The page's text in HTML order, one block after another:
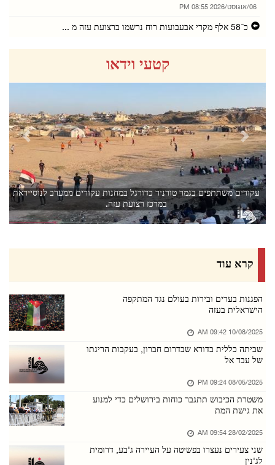
06/אוגוסט/2026 08:55 PM
כ־58 אלף מקרי אבעבועות רוח נרשמו ברצועת עזה מ ...
הרשות המוניטרית: שיעור ההכללה הפיננסית בפלסטי ...
06/אוגוסט/2026 08:53 PM
שרי החוץ של שמונה מדינות ערביות ואסלאמיות גינ ...
06/אוגוסט/2026 08:52 PM
שוק החציל הבתירי השנתי נפתח בבתיר שממערב לבית ...
06/אוגוסט/2026 08:51 PM
כוחות הכיבוש מסרו התראות על הריסת בתים ומבנים ...
06/אוגוסט/2026 08:50 PM
הסהר האדום: 16 נפגעים במתקפת כוחות הכיבוש על ...
כוחות הכיבוש גרפו ארבעה דונם בבתיר שממערב לבי ...
הארגון לשיתוף פעולה אסלאמי גינה את מתקפת הכיב ...
כוחות הכיבוש ממשיכים לחרוש אדמות ולעקור עצי ז ...
06/אוגוסט/2026 08:47 PM
פתוח: המתקפה על מחנה קלנדיה היא הסלמה מאורגנת ...
כוחות הכיבוש פלשו למחנה עסכר שממזרח לשכם
06/אוגוסט/2026 08:36 PM
מתנחלים גידרו אדמות נוספות בבקעת הירדן הצפוני ...
קטעי וידאו
עקורים משתתפים בגמר טורניר כדורגל במחנות עקורים ממערב לנוסייראת
במרכז רצועת עזה.
Next
קרא עוד
הפגנות בערים ובירות בעולם נגד המתקפה
הישראלית בעזה
10/08/2025 09:42 AM
שביתה כללית בדורא שבדרום חברון, בעקבות הריגתו
של עבד אל
08/05/2025 09:24 PM
משטרת הכיבוש תתגבר כוחות בירושלים כדי למנוע
את גישת המת
28/02/2025 09:54 AM
שני צעירים נעצרו בפשיטה על העיירה ג'בע, דרומית
לג'נין